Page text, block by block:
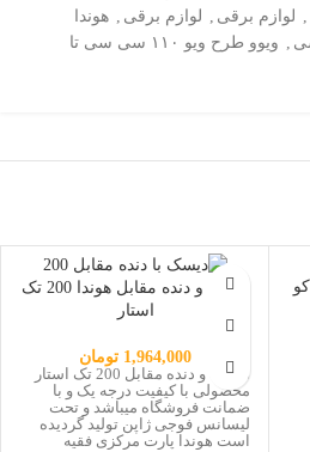
لوازم برقی لوازم برقی
هوندا
ویوو طرح ویو ۱۱۰ سی سی تا
دیسک و دنده مقابل هوندا 200 تک
استار
1,964,000 تومان
دیسک و دنده مقابل 200 تک استار
محصولی با کیفیت درجه یک و با
ضمانت فروشگاه میباشد و تحت
لیسانس فوجی ژاپن تولید گردیده
است هوندا پارت مرکزی فقیه